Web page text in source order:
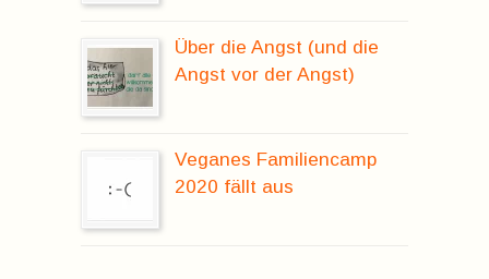
Über die Angst (und die
Angst vor der Angst)
Veganes Familiencamp
2020 fällt aus